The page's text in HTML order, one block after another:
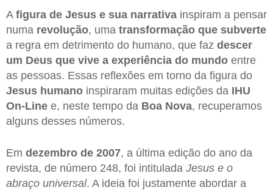
A figura de Jesus e sua narrativa inspiram a pensar
numa revolução, uma transformação que subverte
a regra em detrimento do humano, que faz descer
um Deus que vive a experiência do mundo entre
as pessoas. Essas reflexões em torno da figura do
Jesus humano inspiraram muitas edições da IHU
On-Line e, neste tempo da Boa Nova, recuperamos
alguns desses números.
Em dezembro de 2007, a última edição do ano da
revista, de número 248, foi intitulada Jesus e o
abraço universal. A ideia foi justamente abordar a